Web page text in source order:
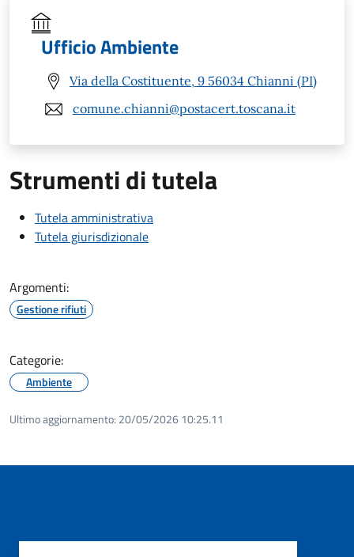
Ufficio Ambiente
Via della Costituente, 9 56034 Chianni (PI)
comune.chianni@postacert.toscana.it
Strumenti di tutela
Tutela amministrativa
Tutela giurisdizionale
Argomenti:
Gestione rifiuti
Categorie:
Ambiente
Ultimo aggiornamento: 20/05/2026 10:25.11